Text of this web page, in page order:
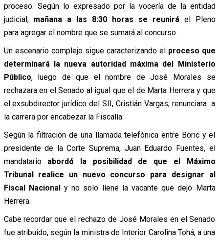
proceso. Según lo expresado por la vocería de la entidad
judicial, mañana a las 8:30 horas se reunirá el Pleno
para agregar el nombre que se sumará al concurso.
Un escenario complejo sigue caracterizando elproceso que
determinará la nueva autoridad máxima del Ministerio
Público, luego de que el nombre de José Morales se
rechazara en el Senado al igual que el de Marta Herrera y que
el exsubdirector jurídico del SII, Cristián Vargas, renunciara a
la carrera por encabezar la Fiscalía.
Según la filtración de una llamada telefónica entre Boric y el
presidente de la Corte Suprema, Juan Eduardo Fuentes, el
mandatarioabordó la posibilidad de que el Máximo
Tribunal realice un nuevo concurso para designar al
Fiscal Nacionaly no solo llene la vacante que dejó Marta
Herrera.
Cabe recordar que el rechazo de José Morales en el Senado
fue atribuido, según la ministra de Interior Carolina Tohá, a una